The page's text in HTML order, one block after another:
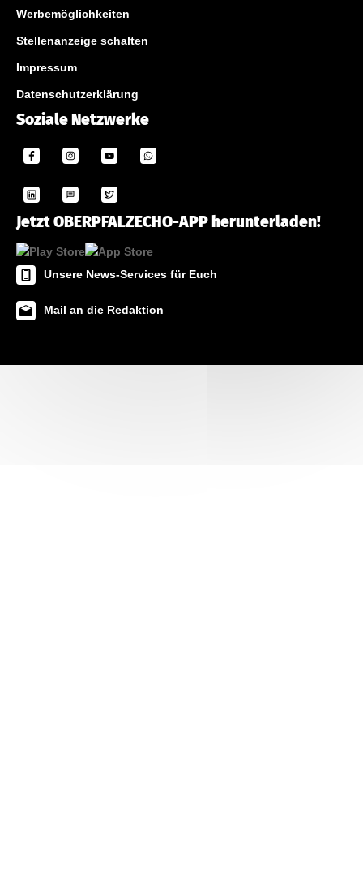
Werbemöglichkeiten
Stellenanzeige schalten
Impressum
Datenschutzerklärung
Soziale Netzwerke
Jetzt OBERPFALZECHO-APP herunterladen!
Unsere News-Services für Euch
Mail an die Redaktion